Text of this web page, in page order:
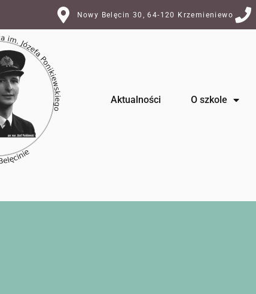
Nowy Belęcin 30, 64-120 Krzemieniewo
Aktualności O szkole